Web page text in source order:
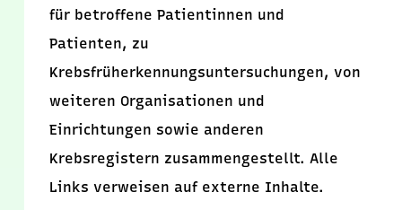
für betroffene Patientinnen und
Patienten, zu
Krebsfrüherkennungsuntersuchungen, von
weiteren Organisationen und
Einrichtungen sowie anderen
Krebsregistern zusammengestellt. Alle
Links verweisen auf externe Inhalte.